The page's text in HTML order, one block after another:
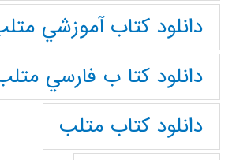
دانلود كتاب آموزشي
دانلود كتا ب فارسي
دانلود كتاب متلب